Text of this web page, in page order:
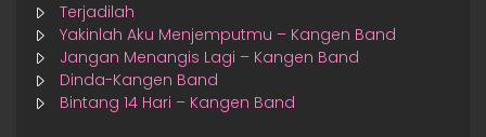
Terjadilah
Yakinlah Aku Menjemputmu – Kangen Band
Jangan Menangis Lagi – Kangen Band
Dinda-Kangen Band
Bintang 14 Hari – Kangen Band